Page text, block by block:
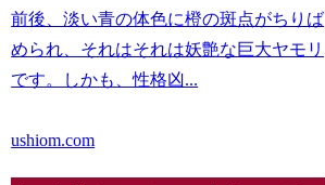
前後、淡い青の体色に橙の斑点がちりば
められ、それはそれは妖艶な巨大ヤモリ
です。しかも、性格凶...
ushiom.com